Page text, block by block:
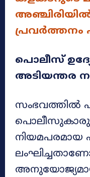
പ്രവർത്തനം
പൊലീസ്
അടിയന്തര
സംഭവത്തിൽ
നിയമപരമായ